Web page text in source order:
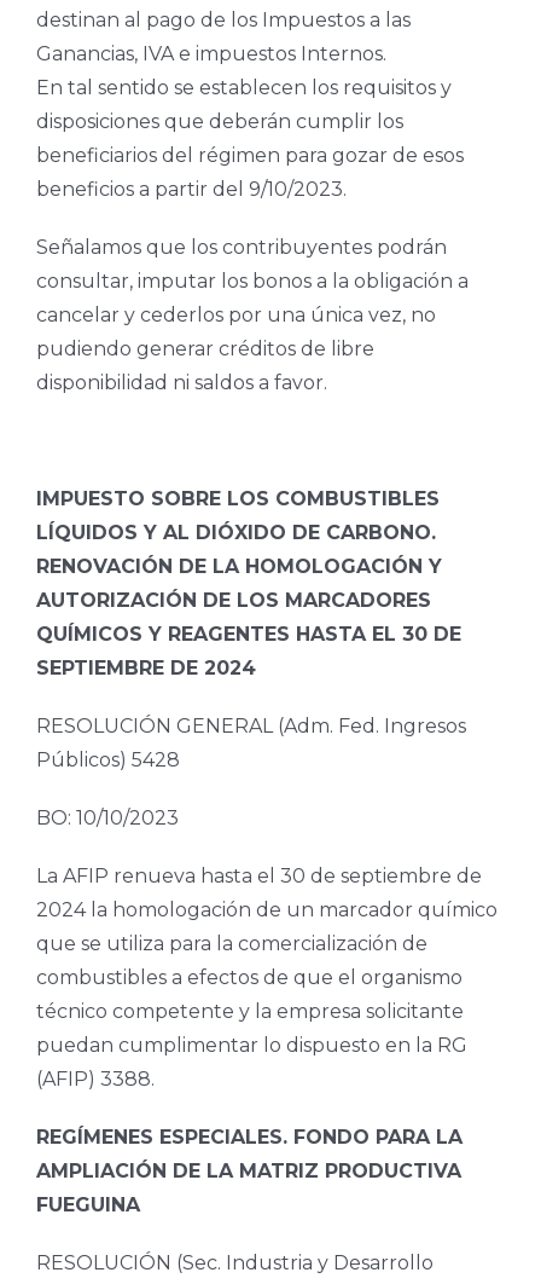
destinan al pago de los Impuestos a las
Ganancias, IVA e impuestos Internos.
En tal sentido se establecen los requisitos y
disposiciones que deberán cumplir los
beneficiarios del régimen para gozar de esos
beneficios a partir del 9/10/2023.
Señalamos que los contribuyentes podrán
consultar, imputar los bonos a la obligación a
cancelar y cederlos por una única vez, no
pudiendo generar créditos de libre
disponibilidad ni saldos a favor.
IMPUESTO SOBRE LOS COMBUSTIBLES
LÍQUIDOS Y AL DIÓXIDO DE CARBONO.
RENOVACIÓN DE LA HOMOLOGACIÓN Y
AUTORIZACIÓN DE LOS MARCADORES
QUÍMICOS Y REAGENTES HASTA EL 30 DE
SEPTIEMBRE DE 2024
RESOLUCIÓN GENERAL (Adm. Fed. Ingresos
Públicos) 5428
BO: 10/10/2023
La AFIP renueva hasta el 30 de septiembre de
2024 la homologación de un marcador químico
que se utiliza para la comercialización de
combustibles a efectos de que el organismo
técnico competente y la empresa solicitante
puedan cumplimentar lo dispuesto en la RG
(AFIP) 3388.
REGÍMENES ESPECIALES. FONDO PARA LA
AMPLIACIÓN DE LA MATRIZ PRODUCTIVA
FUEGUINA
RESOLUCIÓN (Sec. Industria y Desarrollo